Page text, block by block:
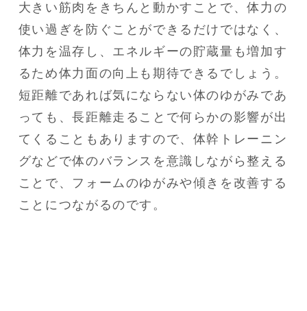
大きい筋肉をきちんと動かすことで、体力の
使い過ぎを防ぐことができるだけではなく、
体力を温存し、エネルギーの貯蔵量も増加す
るため体力面の向上も期待できるでしょう。
短距離であれば気にならない体のゆがみであ
っても、長距離走ることで何らかの影響が出
てくることもありますので、体幹トレーニン
グなどで体のバランスを意識しながら整える
ことで、フォームのゆがみや傾きを改善する
ことにつながるのです。